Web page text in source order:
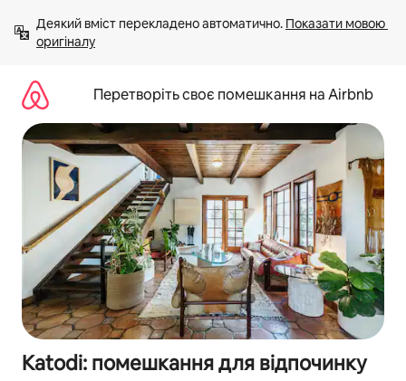
вмісту
Деякий вміст перекладено автоматично. Показати мовою
оригіналу
Перетворіть своє помешкання на Airbnb
Katodi: помешкання для відпочинку